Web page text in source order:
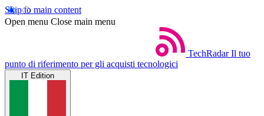
Skip to main content
Open menu Close main menu
TechRadar Il tuo
punto di riferimento per gli acquisti tecnologici
IT Edition